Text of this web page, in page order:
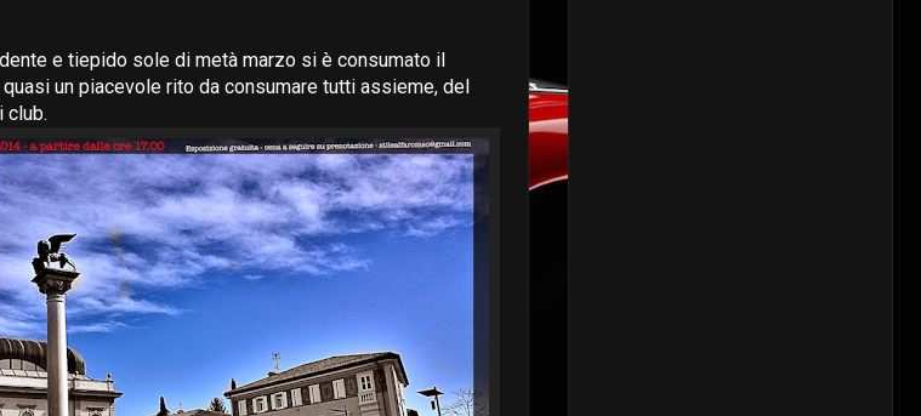
e tiepido sole di metà marzo si è consumato il
un piacevole rito da consumare tutti assieme, del
club.